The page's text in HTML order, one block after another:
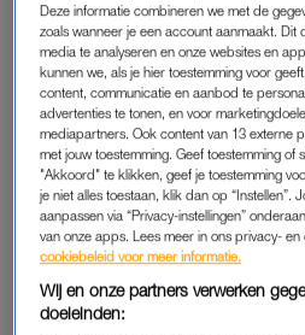
View this post on Instagram
Deze informatie combineren we met de
zoals wanneer je een account aanmaakt. Dit
media te analyseren en onze websites en
kunnen we, als je hier toestemming voor
content, communicatie en aanbod te
advertenties te tonen, en voor
mediapartners. Ook content van 13 externe
met jouw toestemming. Geef toestemming of
"Akkoord" te klikken, geef je toestemming
je niet alles toestaan, klik dan op “Instellen”.
aanpassen via “Privacy-instellingen”
van onze apps. Lees meer in ons privacy- en
cookiebeleid voor meer informatie.
Wij en onze partners verwerken
doeleinden: